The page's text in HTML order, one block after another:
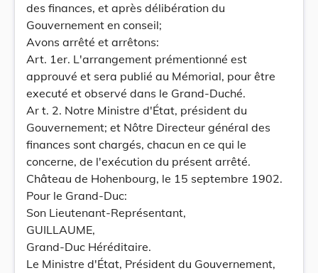
des finances, et après délibération du
Gouvernement en conseil;
Avons arrêté et arrêtons:
Art. 1er. L'arrangement prémentionné est
approuvé et sera publié au Mémorial, pour être
executé et observé dans le Grand-Duché.
Ar t. 2. Notre Ministre d'État, président du
Gouvernement; et Nôtre Directeur général des
finances sont chargés, chacun en ce qui le
concerne, de l'exécution du présent arrêté.
Château de Hohenbourg, le 15 septembre 1902.
Pour le Grand-Duc:
Son Lieutenant-Représentant,
GUILLAUME,
Grand-Duc Héréditaire.
Le Ministre d'État, Président du Gouvernement,